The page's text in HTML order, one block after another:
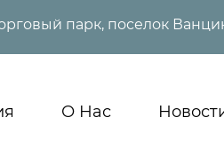
парк, поселок
О Нас